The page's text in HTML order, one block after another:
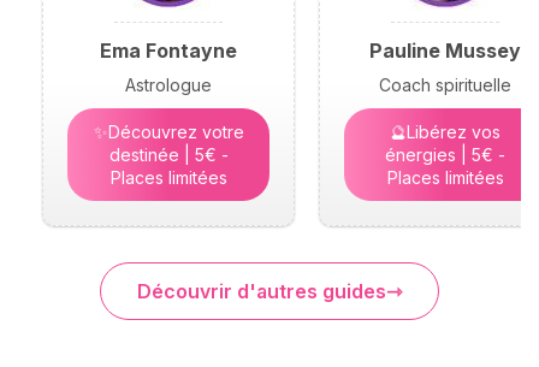
Ema Fontayne
Astrologue
✨Découvrez votre
destinée | 5€ -
Places limitées
Pauline Mussey
Coach spirituelle
🔮Libérez vos
énergies | 5€ -
Places limitées
Découvrir d'autres guides